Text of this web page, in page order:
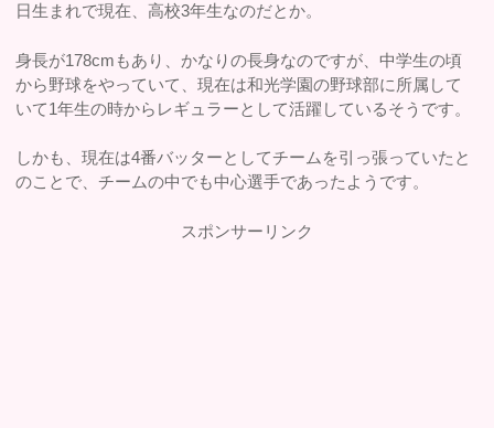
日生まれで現在、高校3年生なのだとか。
身長が178cmもあり、かなりの長身なのですが、中学生の頃
から野球をやっていて、現在は和光学園の野球部に所属して
いて1年生の時からレギュラーとして活躍しているそうです。
しかも、現在は4番バッターとしてチームを引っ張っていたと
のことで、チームの中でも中心選手であったようです。
スポンサーリンク